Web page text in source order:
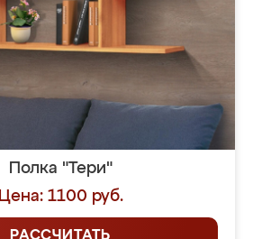
Полка "Тери"
Цена: 1100 руб.